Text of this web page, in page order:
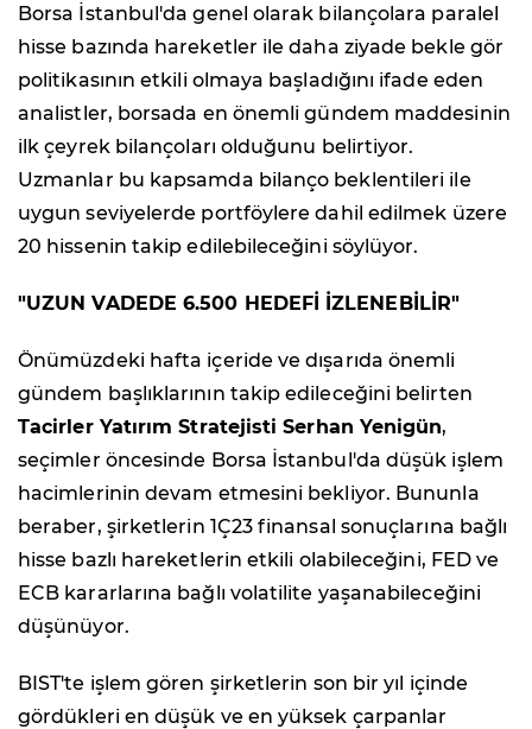
Borsa İstanbul'da genel olarak bilançolara paralel
hisse bazında hareketler ile daha ziyade bekle gör
politikasının etkili olmaya başladığını ifade eden
analistler, borsada en önemli gündem maddesinin
ilk çeyrek bilançoları olduğunu belirtiyor.
Uzmanlar bu kapsamda bilanço beklentileri ile
uygun seviyelerde portföylere dahil edilmek üzere
20 hissenin takip edilebileceğini söylüyor.
"UZUN VADEDE 6.500 HEDEFİ İZLENEBİLİR"
Önümüzdeki hafta içeride ve dışarıda önemli
gündem başlıklarının takip edileceğini belirten
Tacirler Yatırım Stratejisti Serhan Yenigün,
seçimler öncesinde Borsa İstanbul'da düşük işlem
hacimlerinin devam etmesini bekliyor. Bununla
beraber, şirketlerin 1Ç23 finansal sonuçlarına bağlı
hisse bazlı hareketlerin etkili olabileceğini, FED ve
ECB kararlarına bağlı volatilite yaşanabileceğini
düşünüyor.
BIST'te işlem gören şirketlerin son bir yıl içinde
gördükleri en düşük ve en yüksek çarpanlar